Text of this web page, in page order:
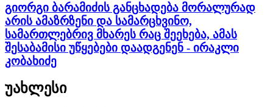
გიორგი ბარამიძის განცხადება მორალურად
არის ამაზრზენი და სამარცხვინო,
სამართლებრივ მხარეს რაც შეეხება, ამას
შესაბამისი უწყებები დაადგენენ - ირაკლი
კობახიძე
უახლესი